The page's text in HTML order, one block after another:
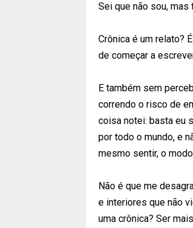
Sei que não sou,
Crônica é um relato?
de começar a
E também sem
correndo o risco de
coisa notei: basta eu
por todo o mundo, e
mesmo sentir, o
Não é que me
e interiores que não
uma crônica? Ser